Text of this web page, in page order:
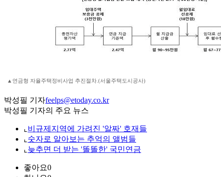
▲연금형 자율주택정비사업 추진절차.(서울주택도시공사)
박성필 기자feelps@etoday.co.kr
박성필 기자의 주요 뉴스
⌞ 비규제지역에 가려진 '알짜' 호재들
⌞ 숫자로 알아보는 추억의 앨범들
⌞ 늦추면 더 받는 '똘똘한' 국민연금
좋아요0